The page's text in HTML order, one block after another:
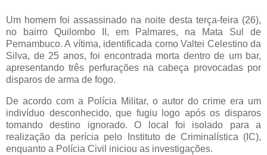
Um homem foi assassinado na noite desta terça-feira (26),
no bairro Quilombo II, em Palmares, na Mata Sul de
Pernambuco. A vítima, identificada como Valtei Celestino da
Silva, de 25 anos, foi encontrada morta dentro de um bar,
apresentando três perfurações na cabeça provocadas por
disparos de arma de fogo.
De acordo com a Polícia Militar, o autor do crime era um
indivíduo desconhecido, que fugiu logo após os disparos
tomando destino ignorado. O local foi isolado para a
realização da perícia pelo Instituto de Criminalística (IC),
enquanto a Polícia Civil iniciou as investigações.